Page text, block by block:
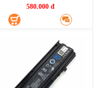
580.000 đ